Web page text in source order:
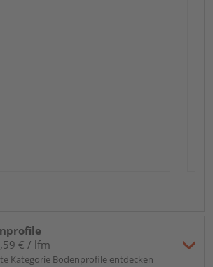
€ / lfm
Kategorie Bodenprofile entdecken